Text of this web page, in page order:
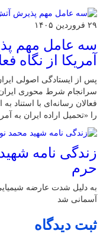
۲۹ فروردین ۱۴۰۵
سه عامل مهم
آمریکا از نگاه
پس از ایستادگی اصولی
سرانجام شرط محوری ایران
فعالان رسانه‌ای با استناد
را «تحمیل اراده ایران به
زندگی نامه
حرم
آسمانی شد
ثبت دیدگاه